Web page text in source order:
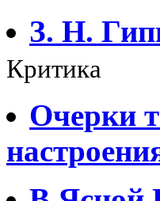
З. H.
Критика
Очерки